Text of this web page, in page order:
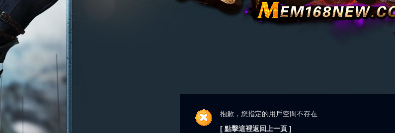
抱歉，您指定的用戶空間不存在
[ 點擊這裡返回上一頁 ]